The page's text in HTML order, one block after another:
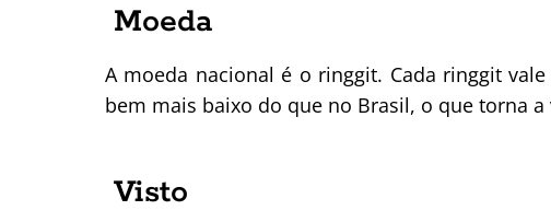
Moeda
A moeda nacional é o ringgit. Cada ringgit
bem mais baixo do que no Brasil, o que torna
Visto